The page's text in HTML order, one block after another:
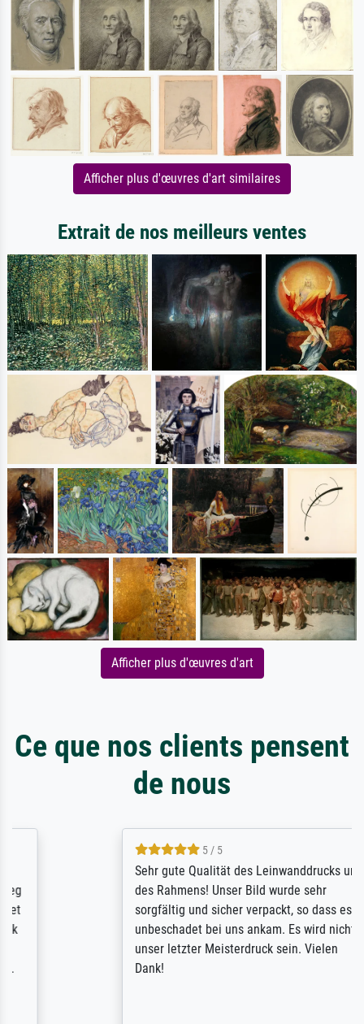
Afficher plus d'œuvres d'art similaires
Extrait de nos meilleurs ventes
Afficher plus d'œuvres d'art
Ce que nos clients pensent
de nous
5 / 5
Sehr gute Qualität des Leinwanddrucks und
des Rahmens! Unser Bild wurde sehr
sorgfältig und sicher verpackt, so dass es
unbeschadet bei uns ankam. Es wird nicht
unser letzter Meisterdruck sein. Vielen